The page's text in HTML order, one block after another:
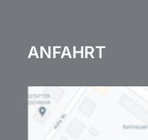
ANFAHRT